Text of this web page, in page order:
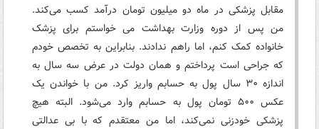
مقابل پزشکی در ماه دو میلیون تومان درآمد کسب می‌کند.
من پس از دوره وزارت بهداشت می خواستم برای پزشک
خانواده‌ کمک کنم، اما راهم ندادند. بنابراین به تخصص خودم
که جراحی است پرداختم و همان دولت در عرض سه سال به
اندازه ۳۰ سال پول به حسابم واریز کرد. من با خواندن یک
عکس ۵۰۰ تومان پول به حسابم وارد می‌شود. البته هیچ
پزشکی خودزنی نمی‌کند، اما من معتقدم که با بی عدالتی